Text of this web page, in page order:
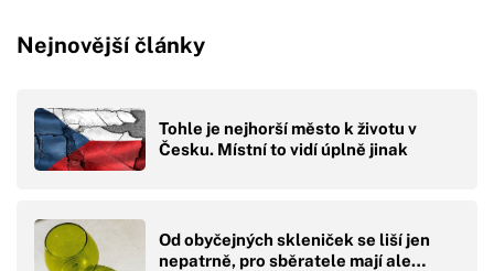
Nejnovější články
Tohle je nejhorší město k životu v
Česku. Místní to vidí úplně jinak
Od obyčejných skleniček se liší jen
nepatrně, pro sběratele mají ale…